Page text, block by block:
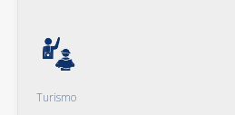
Turismo